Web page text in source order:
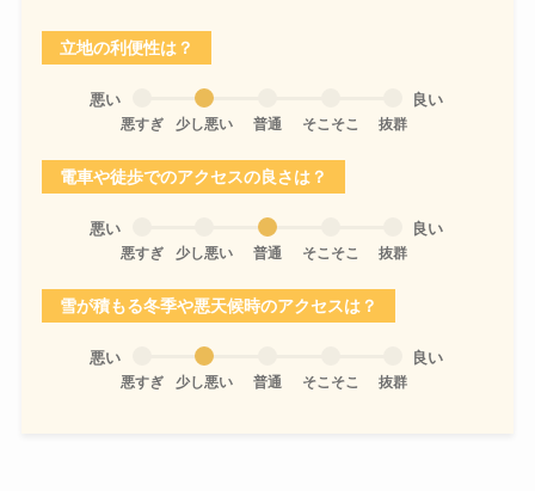
立地の利便性は？
悪い
悪すぎ 少し悪い 普通 そこそこ 抜群
良い
電車や徒歩でのアクセスの良さは？
悪い
悪すぎ 少し悪い 普通 そこそこ 抜群
良い
雪が積もる冬季や悪天候時のアクセスは？
悪い
悪すぎ 少し悪い 普通 そこそこ 抜群
良い